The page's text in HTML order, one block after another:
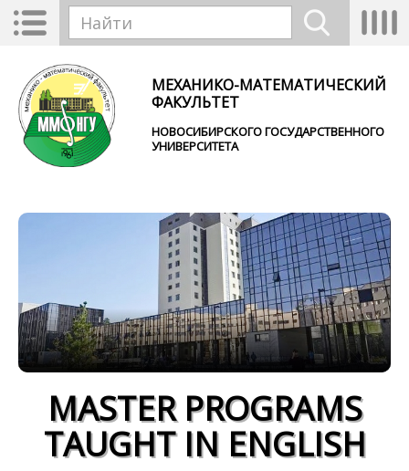
Перейти к основному содержанию
Toggle
navigation
Форма поиска
МЕХАНИКО-МАТЕМАТИЧЕСКИЙ
ФАКУЛЬТЕТ
НОВОСИБИРСКОГО ГОСУДАРСТВЕННОГО
УНИВЕРСИТЕТА
MASTER PROGRAMS
TAUGHT IN ENGLISH